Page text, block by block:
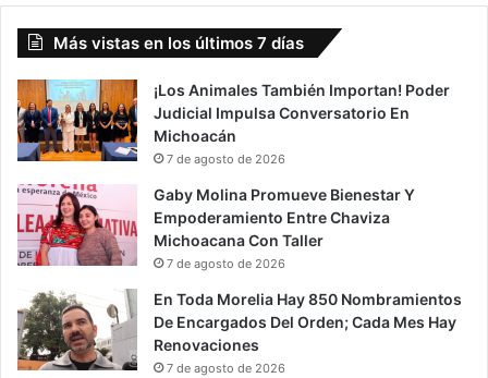
Más vistas en los últimos 7 días
¡Los Animales También Importan! Poder
Judicial Impulsa Conversatorio En
Michoacán
7 de agosto de 2026
Gaby Molina Promueve Bienestar Y
Empoderamiento Entre Chaviza
Michoacana Con Taller
7 de agosto de 2026
En Toda Morelia Hay 850 Nombramientos
De Encargados Del Orden; Cada Mes Hay
Renovaciones
7 de agosto de 2026